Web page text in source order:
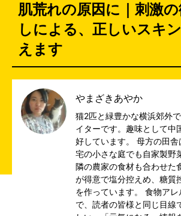
肌荒れの原因に｜刺激
しによる、正しいスキ
えます
やまざきあやか
猫2匹と緑豊かな横浜郊外
イターです。趣味として中
好しています。 母方の田舎
宅の小さな庭でも自家製野
隣の農家の食材も合わせた
が得意で塩分控えめ、糖質
を作っています。 食物ア
で、読者の皆様と同じ目線